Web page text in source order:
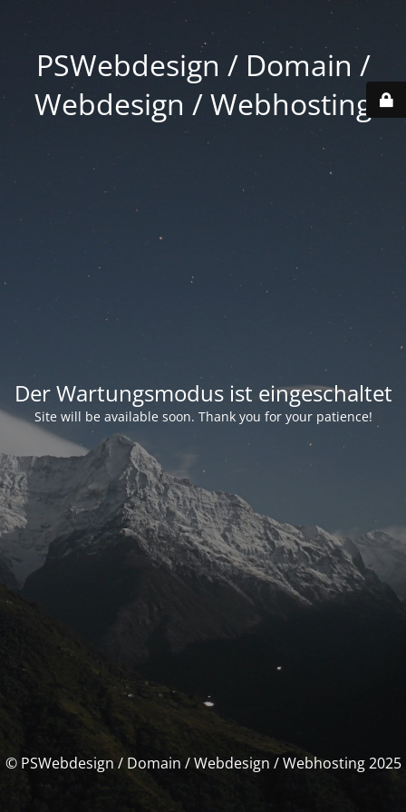
PSWebdesign / Domain /
Webdesign / Webhosting
Der Wartungsmodus ist eingeschaltet
Site will be available soon. Thank you for your patience!
© PSWebdesign / Domain / Webdesign / Webhosting 2025